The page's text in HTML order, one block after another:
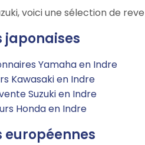
voici une sélection de
japonaises
Yamaha en Indre
Kawasaki en Indre
Suzuki en Indre
Honda en Indre
européennes